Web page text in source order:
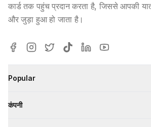
कार्ड तक पहुंच प्रदान करता है, जिससे आपकी
और जुड़ा हुआ हो जाता है।
Popular
कंपनी